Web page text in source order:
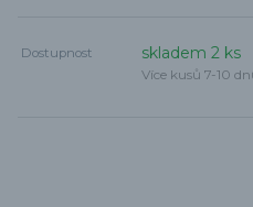
Dostupnost skladem 2 ks
Více kusů 7-10